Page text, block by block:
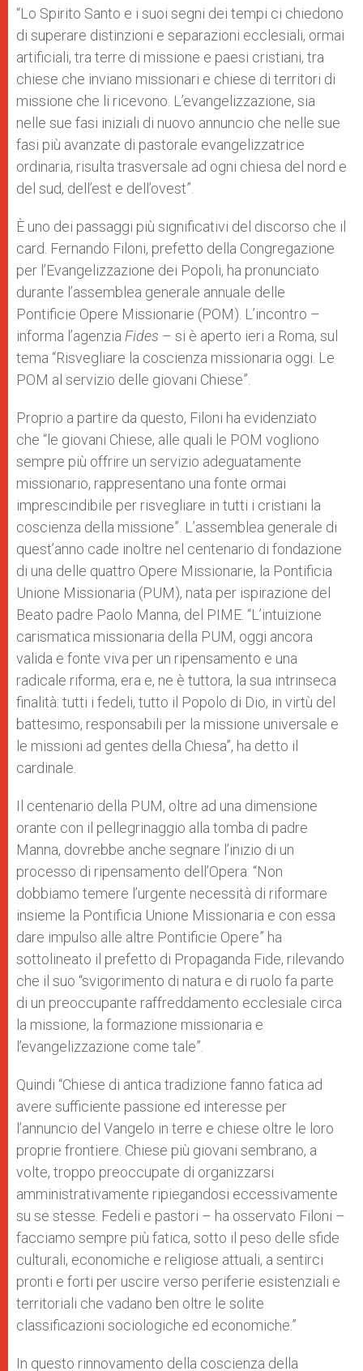
p
p
g
e
r
o
k
“Lo Spirito Santo e i suoi segni dei tempi ci chiedono
di superare distinzioni e separazioni ecclesiali, ormai
artificiali, tra terre di missione e paesi cristiani, tra
chiese che inviano missionari e chiese di territori di
missione che li ricevono. L’evangelizzazione, sia
nelle sue fasi iniziali di nuovo annuncio che nelle sue
fasi più avanzate di pastorale evangelizzatrice
ordinaria, risulta trasversale ad ogni chiesa del nord e
del sud, dell’est e dell’ovest”.
È uno dei passaggi più significativi del discorso che il
card. Fernando Filoni, prefetto della Congregazione
per l’Evangelizzazione dei Popoli, ha pronunciato
durante l’assemblea generale annuale delle
Pontificie Opere Missionarie (POM). L’incontro –
informa l’agenzia Fides – si è aperto ieri a Roma, sul
tema “Risvegliare la coscienza missionaria oggi. Le
POM al servizio delle giovani Chiese”.
Proprio a partire da questo, Filoni ha evidenziato
che “le giovani Chiese, alle quali le POM vogliono
sempre più offrire un servizio adeguatamente
missionario, rappresentano una fonte ormai
imprescindibile per risvegliare in tutti i cristiani la
coscienza della missione”. L’assemblea generale di
quest’anno cade inoltre nel centenario di fondazione
di una delle quattro Opere Missionarie, la Pontificia
Unione Missionaria (PUM), nata per ispirazione del
Beato padre Paolo Manna, del PIME. “L’intuizione
carismatica missionaria della PUM, oggi ancora
valida e fonte viva per un ripensamento e una
radicale riforma, era e, ne è tuttora, la sua intrinseca
finalità: tutti i fedeli, tutto il Popolo di Dio, in virtù del
battesimo, responsabili per la missione universale e
le missioni ad gentes della Chiesa”, ha detto il
cardinale.
Il centenario della PUM, oltre ad una dimensione
orante con il pellegrinaggio alla tomba di padre
Manna, dovrebbe anche segnare l’inizio di un
processo di ripensamento dell’Opera: “Non
dobbiamo temere l’urgente necessità di riformare
insieme la Pontificia Unione Missionaria e con essa
dare impulso alle altre Pontificie Opere” ha
sottolineato il prefetto di Propaganda Fide, rilevando
che il suo “svigorimento di natura e di ruolo fa parte
di un preoccupante raffreddamento ecclesiale circa
la missione, la formazione missionaria e
l’evangelizzazione come tale”.
Quindi “Chiese di antica tradizione fanno fatica ad
avere sufficiente passione ed interesse per
l’annuncio del Vangelo in terre e chiese oltre le loro
proprie frontiere. Chiese più giovani sembrano, a
volte, troppo preoccupate di organizzarsi
amministrativamente ripiegandosi eccessivamente
su se stesse. Fedeli e pastori – ha osservato Filoni –
facciamo sempre più fatica, sotto il peso delle sfide
culturali, economiche e religiose attuali, a sentirci
pronti e forti per uscire verso periferie esistenziali e
territoriali che vadano ben oltre le solite
classificazioni sociologiche ed economiche.”
In questo rinnovamento della coscienza della